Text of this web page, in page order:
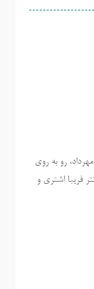
رو به روی
مطب دکتر فریبا اشتری و